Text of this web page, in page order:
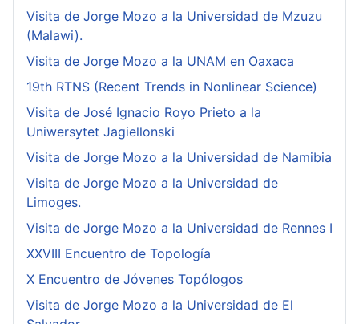
Visita de Jorge Mozo a la Universidad de Mzuzu
(Malawi).
Visita de Jorge Mozo a la UNAM en Oaxaca
19th RTNS (Recent Trends in Nonlinear Science)
Visita de José Ignacio Royo Prieto a la
Uniwersytet Jagiellonski
Visita de Jorge Mozo a la Universidad de Namibia
Visita de Jorge Mozo a la Universidad de
Limoges.
Visita de Jorge Mozo a la Universidad de Rennes I
XXVIII Encuentro de Topología
X Encuentro de Jóvenes Topólogos
Visita de Jorge Mozo a la Universidad de El